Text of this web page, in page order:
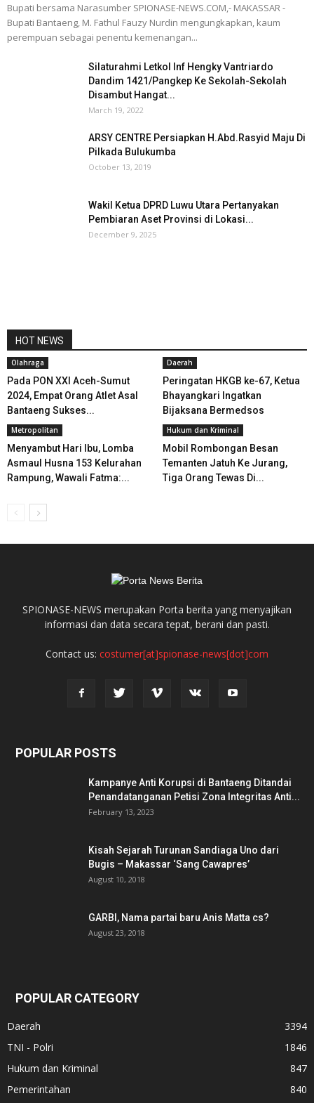
Bupati bersama Narasumber SPIONASE-NEWS.COM,- MAKASSAR -
Bupati Bantaeng, M. Fathul Fauzy Nurdin mengungkapkan, kaum
perempuan sebagai penentu kemenangan...
Silaturahmi Letkol Inf Hengky Vantriardo
Dandim 1421/Pangkep Ke Sekolah-Sekolah
Disambut Hangat...
March 19, 2022
ARSY CENTRE Persiapkan H.Abd.Rasyid Maju Di
Pilkada Bulukumba
October 13, 2019
Wakil Ketua DPRD Luwu Utara Pertanyakan
Pembiaran Aset Provinsi di Lokasi...
December 9, 2025
HOT NEWS
Olahraga
Pada PON XXI Aceh-Sumut
2024, Empat Orang Atlet Asal
Bantaeng Sukses...
Daerah
Peringatan HKGB ke-67, Ketua
Bhayangkari Ingatkan
Bijaksana Bermedsos
Metropolitan
Menyambut Hari Ibu, Lomba
Asmaul Husna 153 Kelurahan
Rampung, Wawali Fatma:...
Hukum dan Kriminal
Mobil Rombongan Besan
Temanten Jatuh Ke Jurang,
Tiga Orang Tewas Di...
SPIONASE-NEWS merupakan Porta berita yang menyajikan
informasi dan data secara tepat, berani dan pasti.
Contact us: costumer[at]spionase-news[dot]com
POPULAR POSTS
Kampanye Anti Korupsi di Bantaeng Ditandai
Penandatanganan Petisi Zona Integritas Anti...
February 13, 2023
Kisah Sejarah Turunan Sandiaga Uno dari
Bugis – Makassar ‘Sang Cawapres’
August 10, 2018
GARBI, Nama partai baru Anis Matta cs?
August 23, 2018
POPULAR CATEGORY
Daerah
3394
TNI - Polri
1846
Hukum dan Kriminal
847
Pemerintahan
840